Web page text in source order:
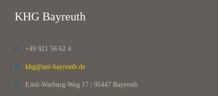
KHG Bayreuth
 +49 921 56 62 4
 khg@uni-bayreuth.de
 Emil-Warburg-Weg 17 | 95447 Bayreuth